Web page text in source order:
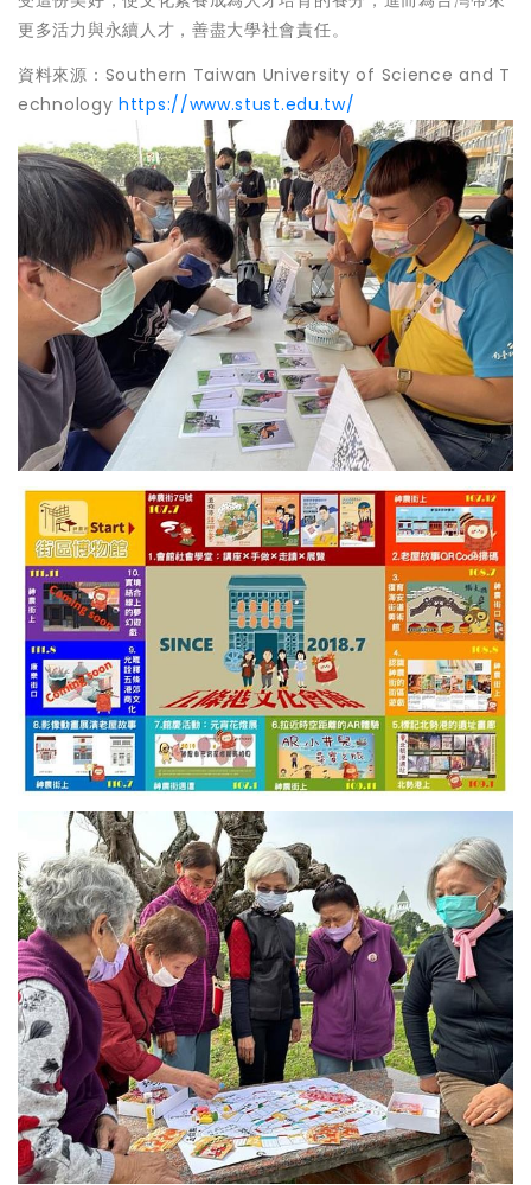
更多活力與永續人才，善盡大學社會責任。
資料來源：Southern Taiwan University of Science and T
echnology https://www.stust.edu.tw/